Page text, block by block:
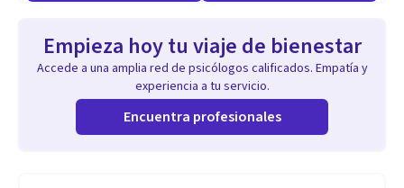
Empieza hoy tu viaje de bienestar
Accede a una amplia red de psicólogos calificados. Empatía y
experiencia a tu servicio.
Encuentra profesionales